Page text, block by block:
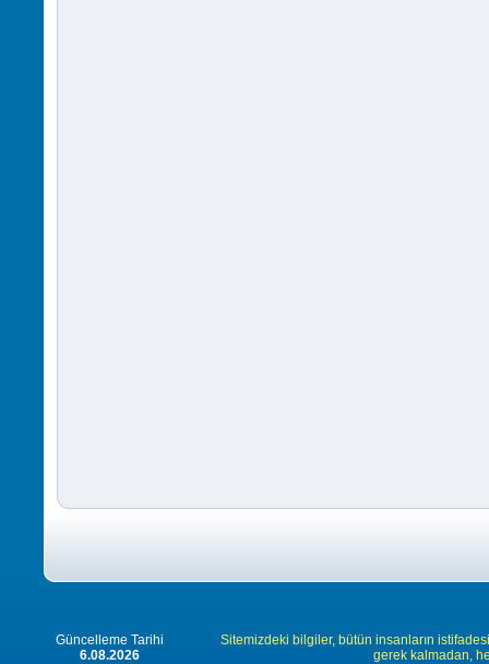
Güncelleme Tarihi
6.08.2026
Sitemizdeki bilgiler, bütün insanların
gerek kalmadan,